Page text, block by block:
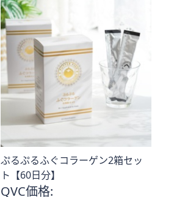
ぷるぷるふぐコラーゲン2箱セッ
ト【60日分】
QVC価格: